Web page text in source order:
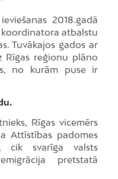
2018.gadā
koordinatora atbalstu
Tuvākajos gados ar
Rīgas reģionu plāno
no kurām puse ir
Rīgas vicemērs
Attīstības padomes
cik svarīga valsts
pretstatā